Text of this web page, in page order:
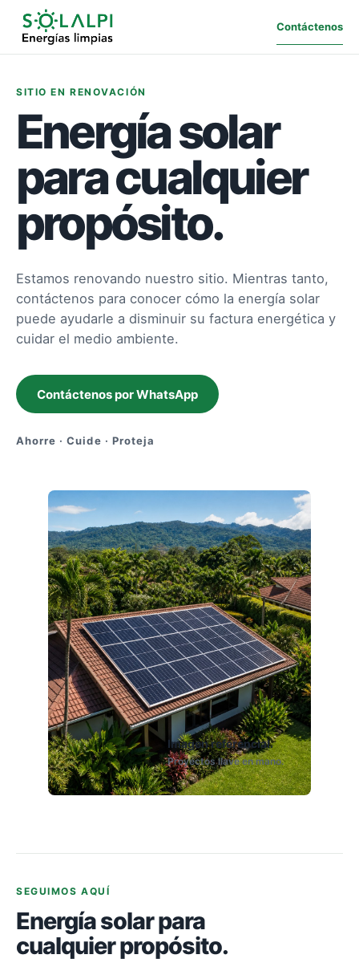
Contáctenos
SITIO EN RENOVACIÓN
Energía solar
para cualquier
propósito.
Estamos renovando nuestro sitio. Mientras tanto,
contáctenos para conocer cómo la energía solar
puede ayudarle a disminuir su factura energética y
cuidar el medio ambiente.
Contáctenos por WhatsApp
Ahorre · Cuide · Proteja
Imagen referencial.
Proyectos llave en mano.
SEGUIMOS AQUÍ
Energía solar para
cualquier propósito.